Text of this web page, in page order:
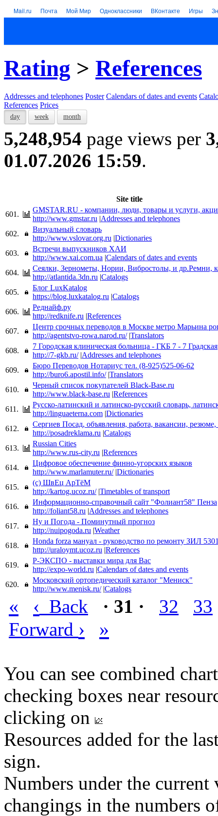
Mail.ru Почта Мой Мир Одноклассники ВКонтакте Игры
Rating > References
Addresses and telephones Poster Calendars of dates and events
References Prices
day week month
5,248,954 page views per
01.07.2026 15:59.
Site title
601.
GMSTAR.RU - компании, люди, товары и услуги,
http://www.gmstar.ru |Addresses and telephones
602.
Визуальный словарь
http://www.vslovar.org.ru |Dictionaries
603.
Встречи выпускников ХАИ
http://www.xai.com.ua |Calendars of dates and events
604.
Сеялки, Зернометы, Нории, Вибростолы, и др.Ремни,
http://atlantida.3dn.ru |Catalogs
605.
Блог LuxKatalog
https://blog.luxkatalog.ru |Catalogs
606.
Реднайф.ру
http://redknife.ru |References
607.
Центр срочных переводов в Москве метро Марьина
http://agentstvo-rowa.narod.ru/ |Translators
608.
7 Городская клиническая больница - ГКБ 7 - 7 Градская
http://7-gkb.ru/ |Addresses and telephones
609.
Бюро Переводов Нотариус тел. (8-925)525-06-62
http://buro6.apostil.info/ |Translators
610.
Черный список покупателей Black-Base.ru
http://www.black-base.ru |References
611.
Русско-латинский и латинско-русский словарь,
http://linguaeterna.com |Dictionaries
612.
Сергиев Посад, объявления, работа, вакансии, резюме,
http://posadreklama.ru |Catalogs
613.
Russian Cities
http://www.rus-city.ru |References
614.
Цифровое обеспечение финно-угорских языков
http://www.marlamuter.ru/ |Dictionaries
615.
(с) ШвЕц АрTёМ
http://kartog.ucoz.ru/ |Timetables of transport
616.
Информационно-справочный сайт "Фолиант58" Пенза
http://foliant58.ru |Addresses and telephones
617.
Ну и Погода - Поминутный прогноз
http://nuipogoda.ru |Weather
618.
Honda forza мануал - руководство по ремонту ЗИЛ
http://uraloymt.ucoz.ru |References
619.
Р-ЭКСПО - выставки мира для Вас
http://expo-world.ru |Calendars of dates and events
620.
Московский ортопедический каталог "Мениск"
http://www.menisk.ru/ |Catalogs
« ‹ Back · 31 · 32
33
Forward › »
You can see combined
checking boxes near
clicking on
Resources added for the
sign.
Numbers under the
changings in the numbers